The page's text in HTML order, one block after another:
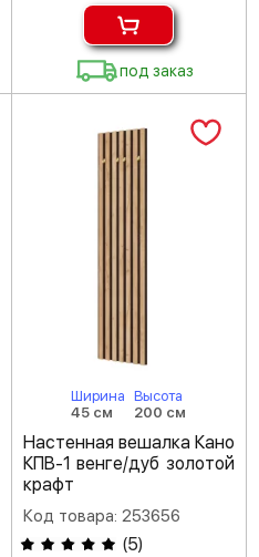
под заказ
Ширина
45 см
Высота
200 см
Настенная вешалка Кано
КПВ-1 венге/дуб золотой
крафт
Код товара: 253656
(5)